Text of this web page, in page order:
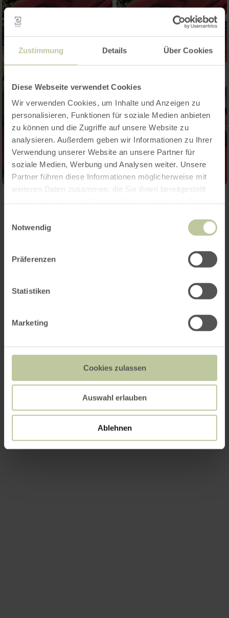
Zustimmung Details Über Cookies
Diese Webseite verwendet Cookies
Wir verwenden Cookies, um Inhalte und Anzeigen zu
personalisieren, Funktionen für soziale Medien anbieten
zu können und die Zugriffe auf unsere Website zu
analysieren. Außerdem geben wir Informationen zu Ihrer
Verwendung unserer Website an unsere Partner für
soziale Medien, Werbung und Analysen weiter. Unsere
Partner führen diese Informationen möglicherweise mit
weiteren Daten zusammen, die Sie ihnen bereitgestellt
Notwendig
Präferenzen
Statistiken
Marketing
Cookies zulassen
Auswahl erlauben
Ablehnen
Plus
Dates
Contact du prestataire